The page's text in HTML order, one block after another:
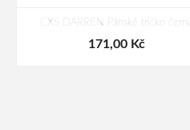
CXS DARREN Pánské tričko černé
171,00 Kč